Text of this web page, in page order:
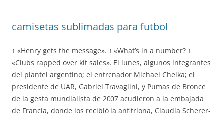
camisetas sublimadas para futbol
↑ «Henry gets the message». ↑ «What’s in a number? ↑
«Clubs rapped over kit sales». El lunes, algunos integrantes
del plantel argentino; el entrenador Michael Cheika; el
presidente de UAR, Gabriel Travaglini, y Pumas de Bronce
de la gesta mundialista de 2007 acudieron a la embajada
de Francia, donde los recibió la anfitriona, Claudia Scherer-